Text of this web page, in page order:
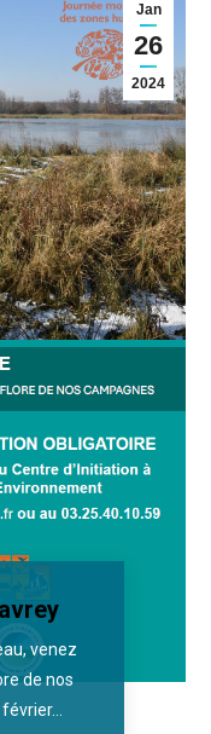
Jan
26
2024
venez
de nos